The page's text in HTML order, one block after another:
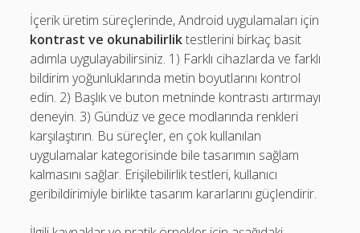
İçerik üretim süreçlerinde, Android uygulamaları için
kontrast ve okunabilirliktestlerini birkaç basit
adımla uygulayabilirsiniz. 1) Farklı cihazlarda ve farklı
bildirim yoğunluklarında metin boyutlarını kontrol
edin. 2) Başlık ve buton metninde kontrastı artırmayı
deneyin. 3) Gündüz ve gece modlarında renkleri
karşılaştırın. Bu süreçler, en çok kullanılan
uygulamalar kategorisinde bile tasarımın sağlam
kalmasını sağlar. Erişilebilirlik testleri, kullanıcı
geribildirimiyle birlikte tasarım kararlarını güçlendirir.